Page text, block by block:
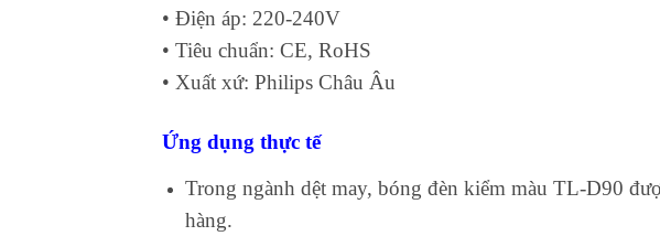
• Điện áp: 220-240V
• Tiêu chuẩn: CE, RoHS
• Xuất xứ: Philips Châu Âu
Ứng dụng thực tế
Trong ngành dệt may, bóng đèn kiểm màu TL-D90
hàng.